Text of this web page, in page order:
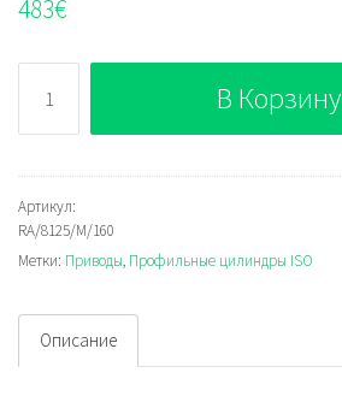
483€
RA/8125/M/160
В Корзину
Артикул:
RA/8125/M/160
Метки: Приводы, Профильные цилиндры ISO
Описание